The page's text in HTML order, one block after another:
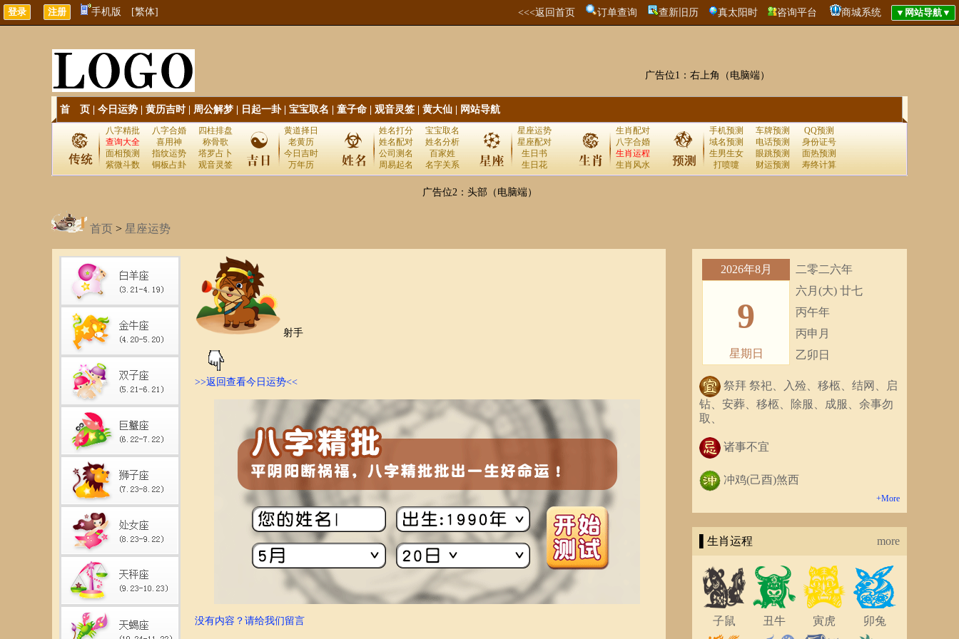
手机版 [繁体] <<<返回首页 订单查询 查新旧历 真太阳时 咨询平台 商城系统
广告位1：右上角（电脑端）
首 页 今日运势 黄历吉时| 周公解梦 日起一卦| 宝宝取名 童子命 观音灵签 黄大仙 网站导航
八字精批 八字合婚
四柱排盘
查询大全
喜用神
称骨歌
面相预测
指纹运势
塔罗占卜
紫微斗数
铜板占卦 观音灵签
黄道择日
老黄历
今日吉时
万年历
姓名打分
宝宝取名
姓名配对
姓名分析
公司测名
百家姓
周易起名
名字关系
星座运势
星座配对
生日书
生日花
生肖配对
八字合婚
生肖运程
生肖风水
手机预测 车牌预测
QQ预测
域名预测
电话预测
身份证号
生男生女
眼跳预测
面热预测
打喷嚏
财运预测 寿终计算
广告位2：头部（电脑端）
首页 > 星座运势
射手
>>返回查看今日运势<<
没有内容？请给我们留言
2026年8月
9
星期日
二零二六年
六月(大) 廿七
丙午年
丙申月
乙卯日
祭拜 祭祀、入殓、移柩、结网、启
钻、安葬、移柩、除服、成服、余事勿
取、
诸事不宜
冲鸡(己酉)煞西
+More
▌生肖运程 more
子鼠 丑牛 寅虎 卯兔